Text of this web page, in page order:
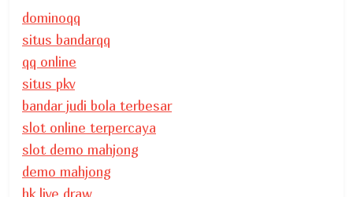
dominoqq
situs bandarqq
qq online
situs pkv
bandar judi bola terbesar
slot online terpercaya
slot demo mahjong
demo mahjong
hk live draw